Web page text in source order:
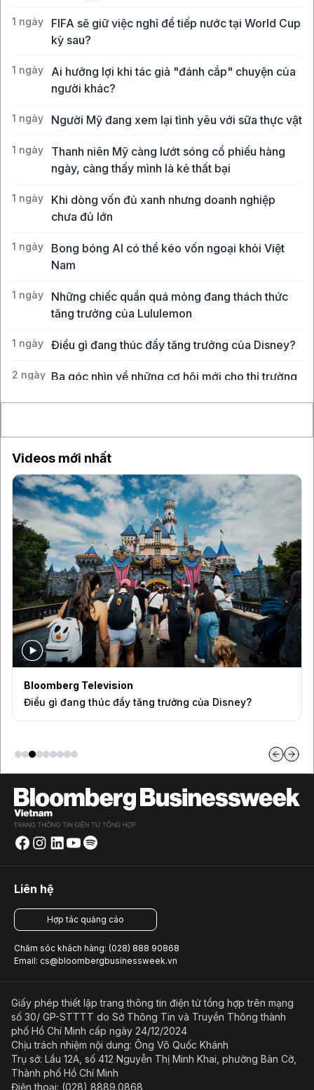
1 ngày
FIFA sẽ giữ việc nghỉ để tiếp nước tại World Cup
kỳ sau?
1 ngày
Ai hưởng lợi khi tác giả "đánh cắp" chuyện của
người khác?
1 ngày Người Mỹ đang xem lại tình yêu với sữa thực vật
1 ngày
Thanh niên Mỹ càng lướt sóng cổ phiếu hàng
ngày, càng thấy mình là kẻ thất bại
1 ngày
Khi dòng vốn đủ xanh nhưng doanh nghiệp
chưa đủ lớn
1 ngày
Bong bóng AI có thể kéo vốn ngoại khỏi Việt
Nam
1 ngày
Những chiếc quần quá mỏng đang thách thức
tăng trưởng của Lululemon
1 ngày Điều gì đang thúc đẩy tăng trưởng của Disney?
2 ngày Ba góc nhìn về những cơ hội mới cho thị trường
Videos mới nhất
Bloomberg Television
Điều gì đang thúc đẩy tăng trưởng của Disney?
Liên hệ
Hợp tác quảng cáo
Chăm sóc khách hàng: (028) 888 90868
Email: cs@bloombergbusinessweek.vn
Giấy phép thiết lập trang thông tin điện tử tổng hợp trên mạng
số 30/ GP-STTTT do Sở Thông Tin và Truyền Thông thành
phố Hồ Chí Minh cấp ngày 24/12/2024
Chịu trách nhiệm nội dung: Ông Võ Quốc Khánh
Trụ sở: Lầu 12A, số 412 Nguyễn Thị Minh Khai, phường Bàn Cờ,
Thành phố Hồ Chí Minh
Điện thoại: (028) 8889.0868